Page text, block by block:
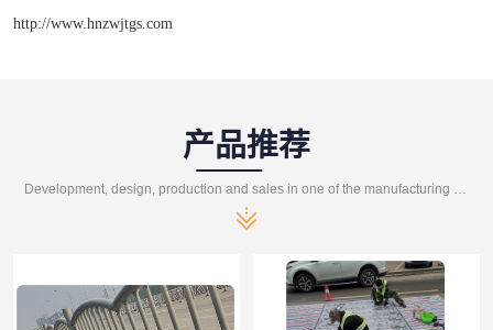
http://www.hnzwjtgs.com
产品推荐